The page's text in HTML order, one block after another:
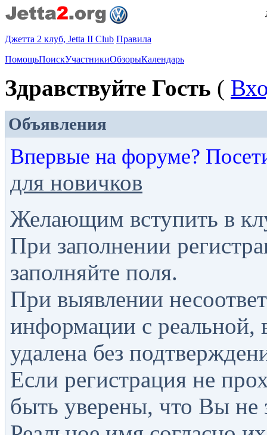
Джетта 2 клуб, Jetta II Club Правила
ПомощьПоискУчастникиОбзорыКалендарь
Здравствуйте Гость (
Объявления
Впервые на форуме?
для новичков
Желающим вступить в
При заполнении
заполняйте поля.
При выявлении
информации с реальной,
удалена без
Если регистрация не
быть уверены, что Вы не